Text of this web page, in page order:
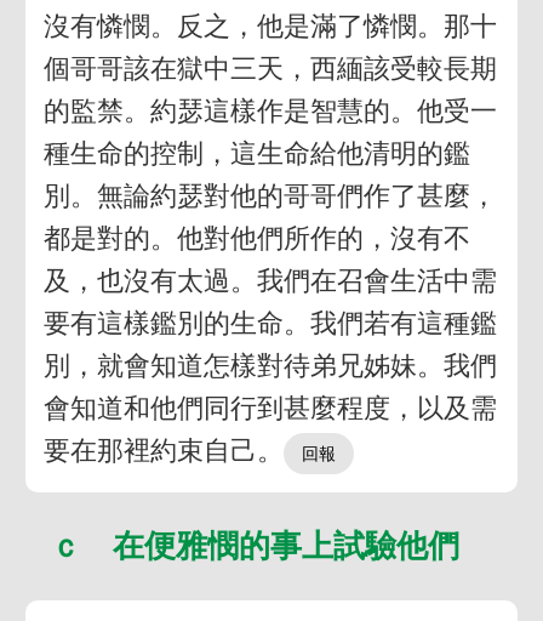
沒有憐憫。反之，他是滿了憐憫。那十
個哥哥該在獄中三天，西緬該受較長期
的監禁。約瑟這樣作是智慧的。他受一
種生命的控制，這生命給他清明的鑑
別。無論約瑟對他的哥哥們作了甚麼，
都是對的。他對他們所作的，沒有不
及，也沒有太過。我們在召會生活中需
要有這樣鑑別的生命。我們若有這種鑑
別，就會知道怎樣對待弟兄姊妹。我們
會知道和他們同行到甚麼程度，以及需
要在那裡約束自己。
ｃ 在便雅憫的事上試驗他們